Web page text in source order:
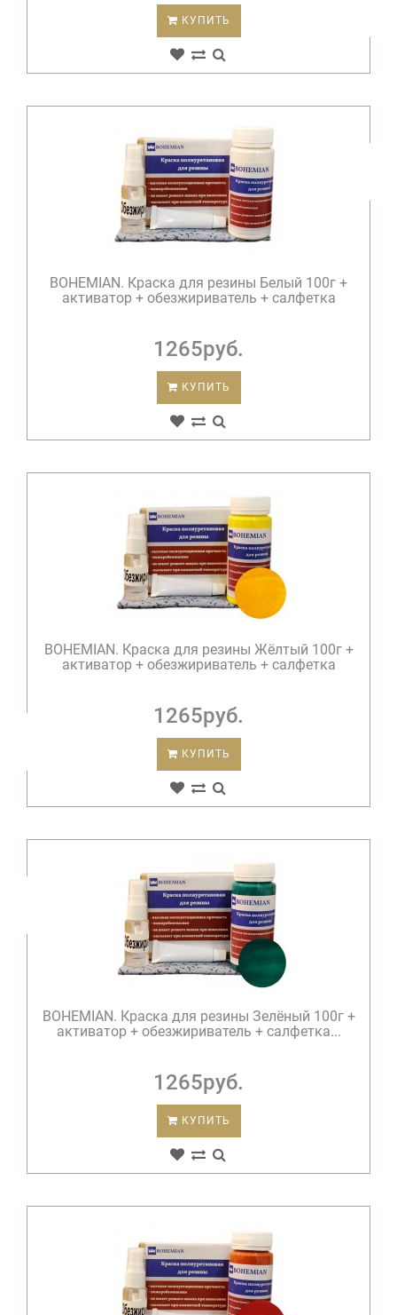
КУПИТЬ
BOHEMIAN. Краска для резины Белый 100г +
активатор + обезжириватель + салфетка
1265руб.
КУПИТЬ
BOHEMIAN. Краска для резины Жёлтый 100г +
активатор + обезжириватель + салфетка
1265руб.
КУПИТЬ
BOHEMIAN. Краска для резины Зелёный 100г +
активатор + обезжириватель + салфетка...
1265руб.
КУПИТЬ